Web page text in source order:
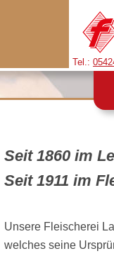
Tel.:
Seit 1860 im
Seit 1911 im
Unsere Fleischerei
welches seine